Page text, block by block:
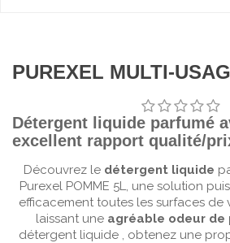
PUREXEL MULTI-
Détergent liquide parfumé
excellent rapport qualité/
Découvrez le détergent liquide
Purexel POMME 5L, une solution
efficacement toutes les surfaces de
laissant une agréable odeur de
détergent liquide , obtenez une